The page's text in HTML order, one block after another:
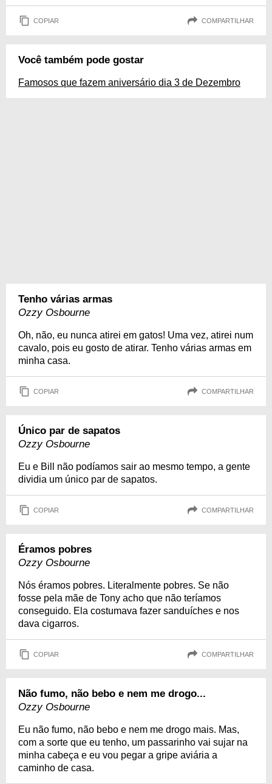
COPIAR COMPARTILHAR
Você também pode gostar
Famosos que fazem aniversário dia 3 de Dezembro
Tenho várias armas
Ozzy Osbourne
Oh, não, eu nunca atirei em gatos! Uma vez, atirei num
cavalo, pois eu gosto de atirar. Tenho várias armas em
minha casa.
COPIAR COMPARTILHAR
Único par de sapatos
Ozzy Osbourne
Eu e Bill não podíamos sair ao mesmo tempo, a gente
dividia um único par de sapatos.
COPIAR COMPARTILHAR
Éramos pobres
Ozzy Osbourne
Nós éramos pobres. Literalmente pobres. Se não
fosse pela mãe de Tony acho que não teríamos
conseguido. Ela costumava fazer sanduíches e nos
dava cigarros.
COPIAR COMPARTILHAR
Não fumo, não bebo e nem me drogo...
Ozzy Osbourne
Eu não fumo, não bebo e nem me drogo mais. Mas,
com a sorte que eu tenho, um passarinho vai sujar na
minha cabeça e eu vou pegar a gripe aviária a
caminho de casa.